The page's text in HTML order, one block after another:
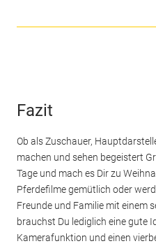
Fazit
Ob als Zuschauer,
machen und sehen begeistert
Tage und mach es Dir zu
Pferdefilme gemütlich oder
Freunde und Familie mit einem
brauchst Du lediglich eine gute
Kamerafunktion und einen